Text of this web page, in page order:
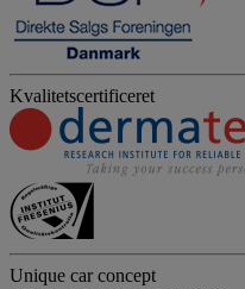
Kvalitetscertificeret
Unique car concept